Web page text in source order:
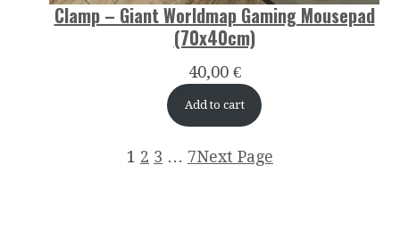
Clamp – Giant Worldmap Gaming Mousepad
(70x40cm)
40,00 €
Add to cart
1 2 3 … 7Next Page